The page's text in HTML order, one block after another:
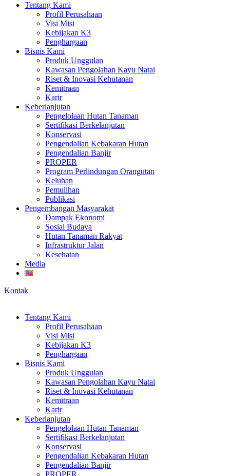
Tentang Kami
Profil Perusahaan
Visi Misi
Kebijakan K3
Penghargaan
Bisnis Kami
Produk Unggulan
Kawasan Pengolahan Kayu Natai
Riset & Inovasi Kehutanan
Kemitraan
Karir
Keberlanjutan
Pengelolaan Hutan Tanaman
Sertifikasi Berkelanjutan
Konservasi
Pengendalian Kebakaran Hutan
Pengendalian Banjir
PROPER
Program Perlindungan Orangutan
Keluhan
Pemulihan
Publikasi
Pengembangan Masyarakat
Dampak Ekonomi
Sosial Budaya
Hutan Tanaman Rakyat
Infrastruktur Jalan
Kesehatan
Media
Kontak
Tentang Kami
Profil Perusahaan
Visi Misi
Kebijakan K3
Penghargaan
Bisnis Kami
Produk Unggulan
Kawasan Pengolahan Kayu Natai
Riset & Inovasi Kehutanan
Kemitraan
Karir
Keberlanjutan
Pengelolaan Hutan Tanaman
Sertifikasi Berkelanjutan
Konservasi
Pengendalian Kebakaran Hutan
Pengendalian Banjir
PROPER